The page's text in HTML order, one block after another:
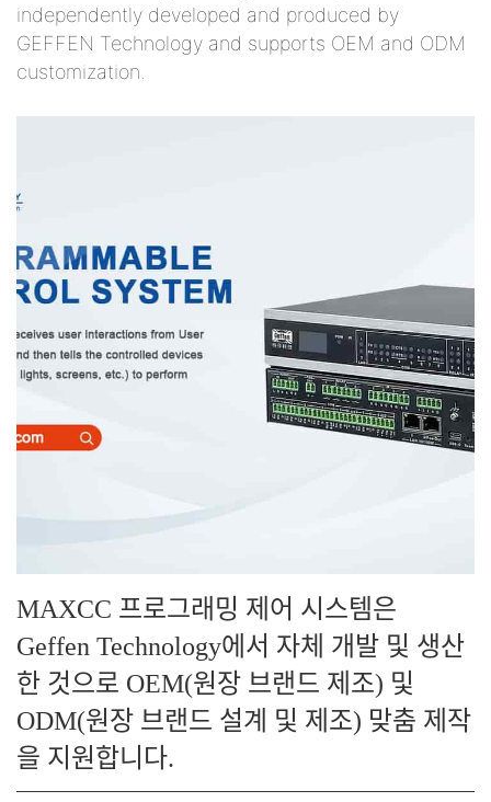
independently developed and produced by
GEFFEN Technology and supports OEM and ODM
customization.
MAXCC 프로그래밍 제어 시스템은
Geffen Technology에서 자체 개발 및 생산
한 것으로 OEM(원장 브랜드 제조) 및
ODM(원장 브랜드 설계 및 제조) 맞춤 제작
을 지원합니다.